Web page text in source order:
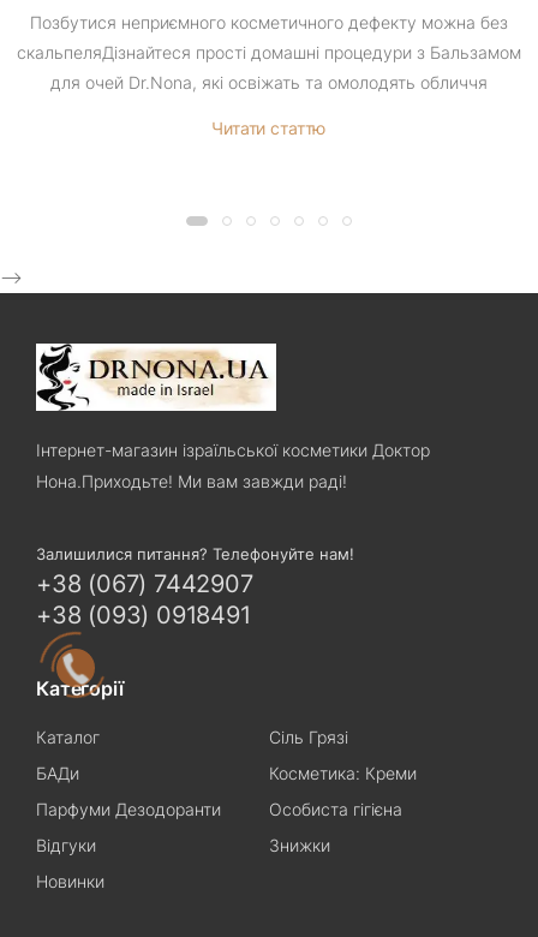
Позбутися неприємного косметичного дефекту можна без
скальпеляДізнайтеся прості домашні процедури з Бальзамом
для очей Dr.Nona, які освіжать та омолодять обличчя
Читати статтю
-->
Інтернет-магазин ізраїльської косметики Доктор
Нона.Приходьте! Ми вам завжди раді!
Залишилися питання? Телефонуйте нам!
+38 (067) 7442907
+38 (093) 0918491
Категорії
Каталог
Сіль Грязі
БАДи
Косметика: Креми
Парфуми Дезодоранти
Особиста гігієна
Відгуки
Знижки
Новинки